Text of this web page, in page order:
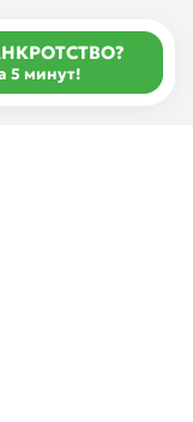
5 минут!